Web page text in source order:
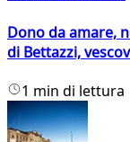
Dono da amare,
di Bettazzi,
1 min di lettura